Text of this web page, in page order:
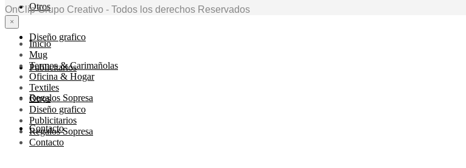
Otros
Diseño grafico
Publicitarios
Regalos Sopresa
Contacto
OnClip Grupo Creativo - Todos los derechos Reservados
×
Inicio
Mug
Termos & Carimañolas
Oficina & Hogar
Textiles
Otros
Diseño grafico
Publicitarios
Regalos Sopresa
Contacto